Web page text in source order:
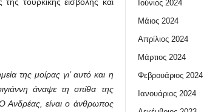
της τουρκικής εισβολής και
της μοίρας γι’ αυτό και η
άναψε τη σπίθα της
Ανδρέας, είναι ο άνθρωπος
Ιούνιος 2024
Μάιος 2024
Απρίλιος 2024
Μάρτιος 2024
Φεβρουάριος 2024
Ιανουάριος 2024